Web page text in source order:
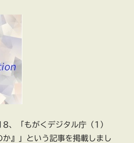
、「もがくデジタル庁（1）
か』」という記事を掲載しまし